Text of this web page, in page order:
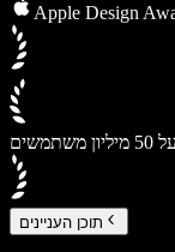
Apple Design
משתמשים
תוכן העניינים